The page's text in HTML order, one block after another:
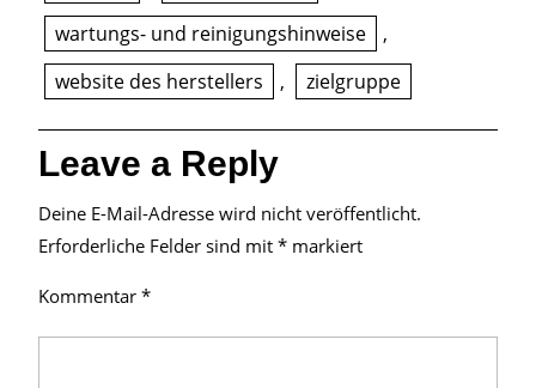
wartungs- und reinigungshinweise
,
website des herstellers
, zielgruppe
Leave a Reply
Deine E-Mail-Adresse wird nicht veröffentlicht.
Erforderliche Felder sind mit * markiert
Kommentar *